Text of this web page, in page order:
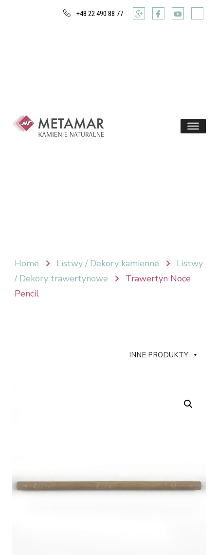
+48 22 490 88 77
Home Listwy / Dekory kamienne
Listwy
/ Dekory trawertynowe
Trawertyn Noce
Pencil
INNE PRODUKTY